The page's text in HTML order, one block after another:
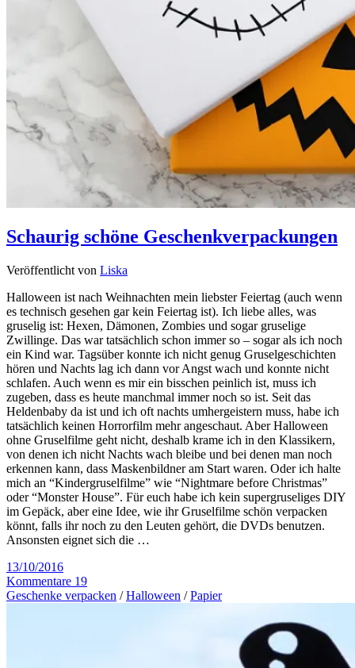
Schaurig schöne Geschenkverpackungen
Veröffentlicht von Liska
Halloween ist nach Weihnachten mein liebster Feiertag (auch wenn
es technisch gesehen gar kein Feiertag ist). Ich liebe alles, was
gruselig ist: Hexen, Dämonen, Zombies und sogar gruselige
Zwillinge. Das war tatsächlich schon immer so – sogar als ich noch
ein Kind war. Tagsüber konnte ich nicht genug Gruselgeschichten
hören und Nachts lag ich dann vor Angst wach und konnte nicht
schlafen. Auch wenn es mir ein bisschen peinlich ist, muss ich
zugeben, dass es heute manchmal immer noch so ist. Seit das
Heldenbaby da ist und ich oft nachts umhergeistern muss, habe ich
tatsächlich keinen Horrorfilm mehr angeschaut. Aber Halloween
ohne Gruselfilme geht nicht, deshalb krame ich in den Klassikern,
von denen ich nicht Nachts wach bleibe und bei denen man noch
erkennen kann, dass Maskenbildner am Start waren. Oder ich halte
mich an “Kindergruselfilme” wie “Nightmare before Christmas”
oder “Monster House”. Für euch habe ich kein supergruseliges DIY
im Gepäck, aber eine Idee, wie ihr Gruselfilme schön verpacken
könnt, falls ihr noch zu den Leuten gehört, die DVDs benutzen.
Ansonsten eignet sich die …
13/10/2016
Kommentare 19
Geschenke verpacken /Halloween /Papier